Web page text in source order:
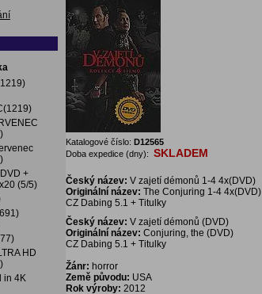
+
(5/5)
HD
in 4K
Katalogové číslo: D12565
Doba expedice (dny): SKLADEM
Český název: V zajetí démonů 1-4 4x(DVD)
Originální název: The Conjuring 1-4 4x(DVD)
CZ Dabing 5.1 + Titulky
Český název: V zajetí démonů (DVD)
Originální název: Conjuring, the (DVD)
CZ Dabing 5.1 + Titulky
Žánr: horror
Země původu: USA
Rok výroby: 2012